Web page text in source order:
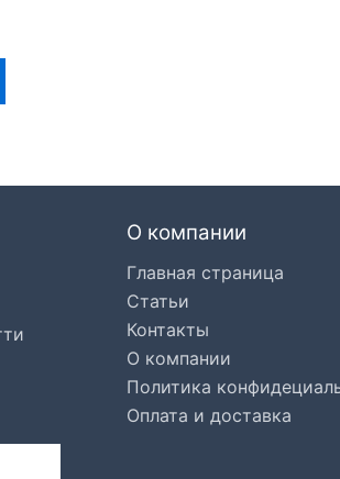
О компании
Главная страница
Статьи
Контакты
О компании
Политика
Оплата и доставка